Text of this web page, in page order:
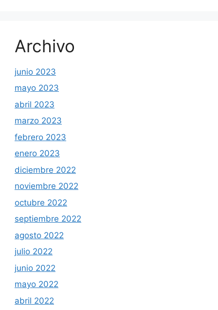
Archivo
junio 2023
mayo 2023
abril 2023
marzo 2023
febrero 2023
enero 2023
diciembre 2022
noviembre 2022
octubre 2022
septiembre 2022
agosto 2022
julio 2022
junio 2022
mayo 2022
abril 2022